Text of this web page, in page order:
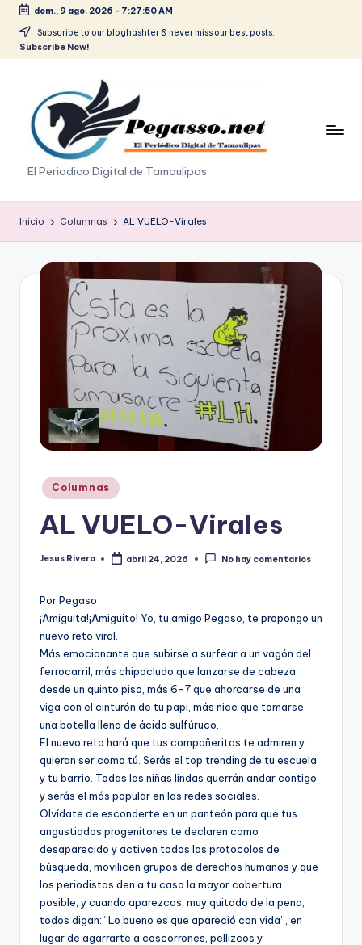
Saltar
dom., 9 ago. 2026 - 7:27:50 AM
Subscribe to our bloghashter & never miss our best posts.
Subscribe Now!
p
e
g
s
El Periodico Digital de Tamaulipas
Inicio Columnas AL VUELO-Virales
Publicado
en
Columnas
AL VUELO-Virales
Publicado
Jesus Rivera abril 24, 2026 No hay comentarios
Por Pegaso
¡Amiguita!¡Amiguito! Yo, tu amigo Pegaso, te propongo un
nuevo reto viral.
Más emocionante que subirse a surfear a un vagón del
ferrocarril, más chipocludo que lanzarse de cabeza
desde un quinto piso, más 6-7 que ahorcarse de una
viga con el cinturón de tu papi, más nice que tomarse
una botella llena de ácido sulfúruco.
El nuevo reto hará que tus compañeritos te admiren y
quieran ser como tú. Serás el top trending de tu escuela
y tu barrio. Todas las niñas lindas querrán andar contigo
y serás el más popular en las redes sociales.
Olvídate de esconderte en un panteón para que tus
angustiados progenitores te declaren como
desaparecido y activen todos los protocolos de
búsqueda, movilicen grupos de derechos humanos y que
los periodistas den a tu caso la mayor cobertura
posible, y cuando aparezcas, muy quitado de la pena,
todos digan: “Lo bueno es que apareció con vida”, en
lugar de agarrarte a coscorrones, pellizcos y